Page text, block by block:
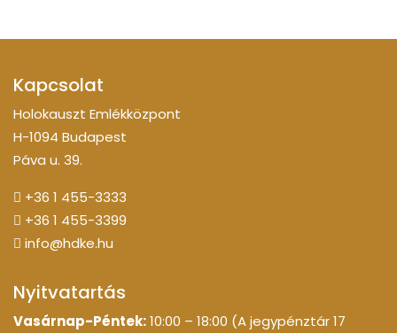
Kapcsolat
Holokauszt Emlékközpont
H-1094 Budapest
Páva u. 39.
+36 1 455-3333
+36 1 455-3399
info@hdke.hu
Nyitvatartás
Vasárnap-Péntek:10:00 – 18:00 (A jegypénztár 17